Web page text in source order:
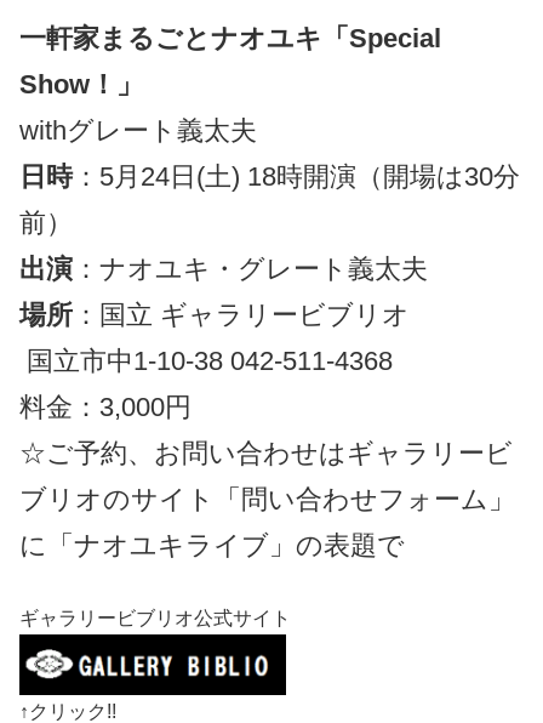
一軒家まるごとナオユキ「Special
Show！」
withグレート義太夫
日時：5月24日(土) 18時開演（開場は30分
前）
出演 ：ナオユキ・グレート義太夫
場所 ：国立 ギャラリービブリオ
国立市中1-10-38 042-511-4368
料金：3,000円
☆ご予約、お問い合わせはギャラリービ
ブリオのサイト「問い合わせフォーム」
に「ナオユキライブ」の表題で
ギャラリービブリオ公式サイト
↑クリック!!